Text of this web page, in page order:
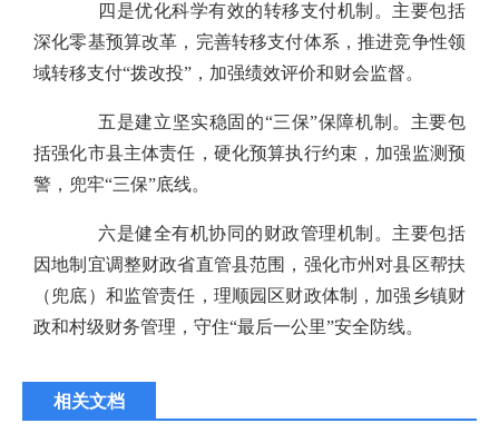
四是优化科学有效的转移支付机制。主要包括
深化零基预算改革，完善转移支付体系，推进竞争性领
域转移支付“拨改投”，加强绩效评价和财会监督。
五是建立坚实稳固的“三保”保障机制。主要包
括强化市县主体责任，硬化预算执行约束，加强监测预
警，兜牢“三保”底线。
六是健全有机协同的财政管理机制。主要包括
因地制宜调整财政省直管县范围，强化市州对县区帮扶
（兜底）和监管责任，理顺园区财政体制，加强乡镇财
政和村级财务管理，守住“最后一公里”安全防线。
相关文档